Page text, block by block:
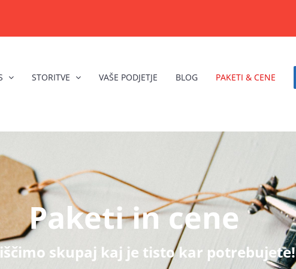
STORITVE VAŠE PODJETJE BLOG PAKETI & CENE
Paketi in cene
skupaj kaj je tisto kar potrebujete!